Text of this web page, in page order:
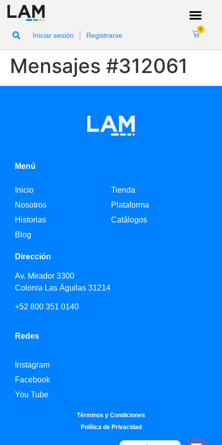
Iniciar sesión Registrarse
0
Mensajes #312061
Menú
Inicio
Nosotros
Historias
Blog
Tienda
Plataforma
Catálogos
Dirección
Av. Mirador 3300
Colonia Las Águilas 31214
+52 800 351 0140
Redes
Instagram
Facebook
You Tube
Términos y Condiciones
Política de Privacidad